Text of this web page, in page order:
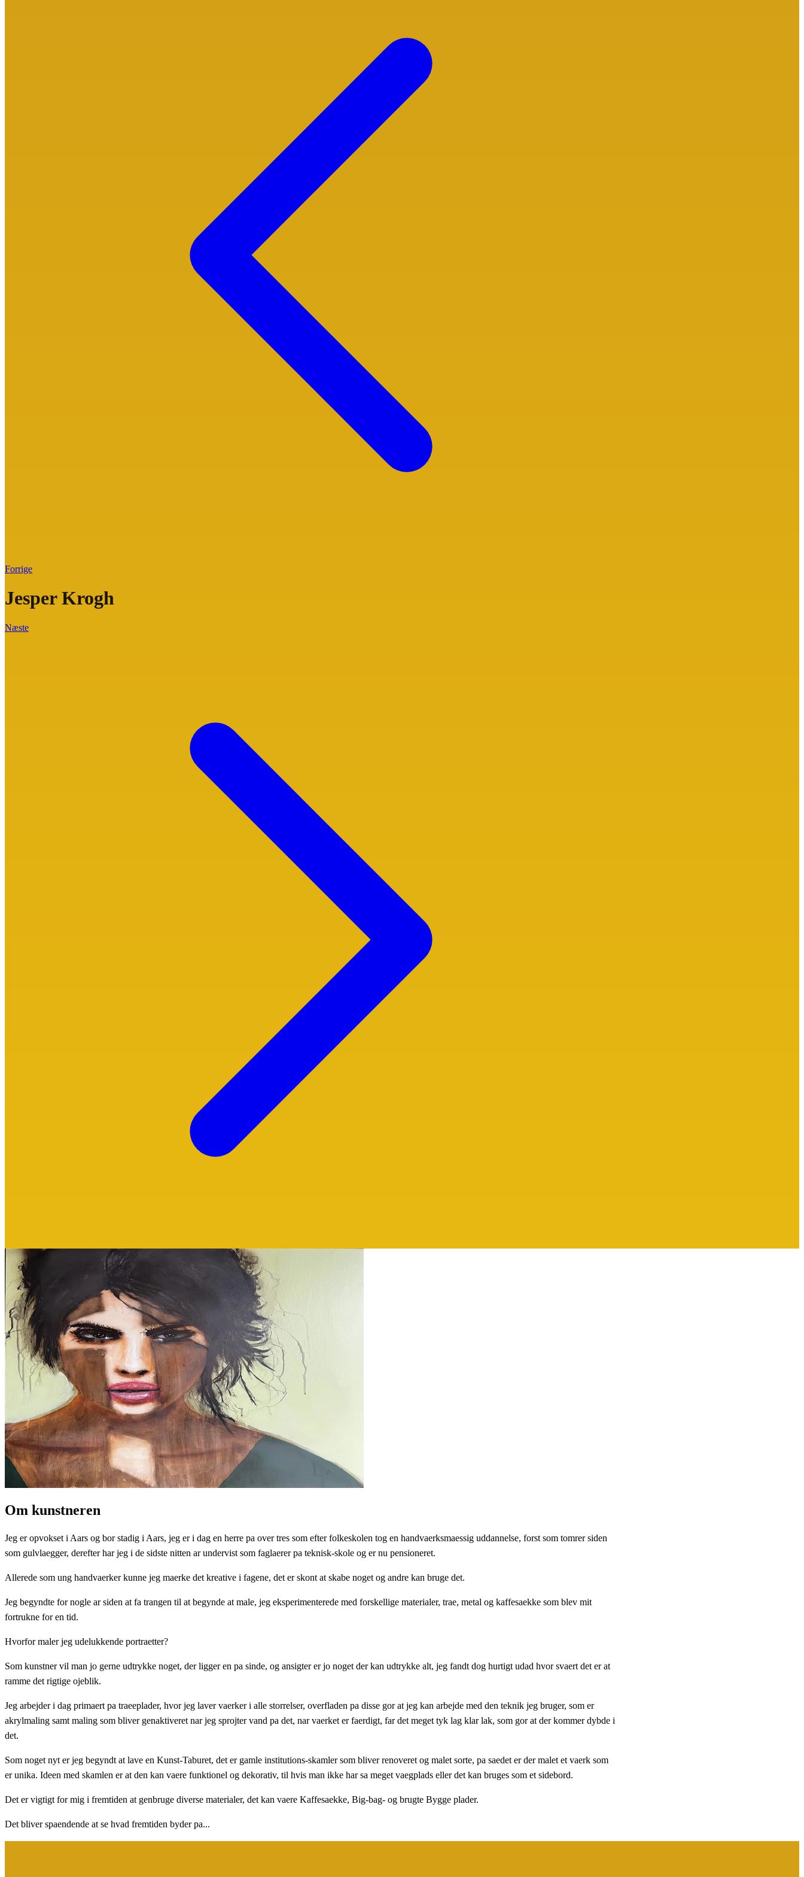
Forrige
Jesper Krogh
Næste
Om kunstneren
Jeg er opvokset i Aars og bor stadig i Aars, jeg er i dag en herre pa over tres som efter folkeskolen tog en handvaerksmaessig uddannelse, forst som tomrer siden
som gulvlaegger, derefter har jeg i de sidste nitten ar undervist som faglaerer pa teknisk-skole og er nu pensioneret.
Allerede som ung handvaerker kunne jeg maerke det kreative i fagene, det er skont at skabe noget og andre kan bruge det.
Jeg begyndte for nogle ar siden at fa trangen til at begynde at male, jeg eksperimenterede med forskellige materialer, trae, metal og kaffesaekke som blev mit
fortrukne for en tid.
Hvorfor maler jeg udelukkende portraetter?
Som kunstner vil man jo gerne udtrykke noget, der ligger en pa sinde, og ansigter er jo noget der kan udtrykke alt, jeg fandt dog hurtigt udad hvor svaert det er at
ramme det rigtige ojeblik.
Jeg arbejder i dag primaert pa traeeplader, hvor jeg laver vaerker i alle storrelser, overfladen pa disse gor at jeg kan arbejde med den teknik jeg bruger, som er
akrylmaling samt maling som bliver genaktiveret nar jeg sprojter vand pa det, nar vaerket er faerdigt, far det meget tyk lag klar lak, som gor at der kommer dybde i
det.
Som noget nyt er jeg begyndt at lave en Kunst-Taburet, det er gamle institutions-skamler som bliver renoveret og malet sorte, pa saedet er der malet et vaerk som
er unika. Ideen med skamlen er at den kan vaere funktionel og dekorativ, til hvis man ikke har sa meget vaegplads eller det kan bruges som et sidebord.
Det er vigtigt for mig i fremtiden at genbruge diverse materialer, det kan vaere Kaffesaekke, Big-bag- og brugte Bygge plader.
Det bliver spaendende at se hvad fremtiden byder pa...